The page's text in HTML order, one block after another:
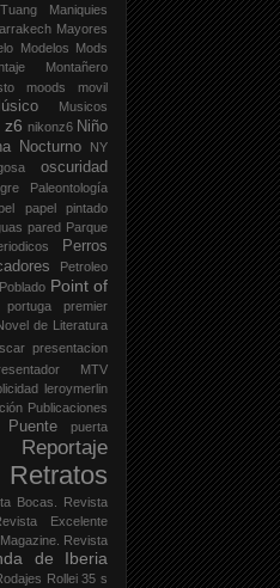
Maniquies
Mayores
Modelos Mods
Montañero
moods
movil
Musicos
z6 nikonz6 Niño
Nocturno NY
oscuridad
Paleontología
papel pintado
pared Parque
Perros
Petroleo
Poblado Point of
portuga premier
de Literatura
presentacion
MTV
leroymerlin
Publicaciones
Puente puerta
Reportaje
Retratos
Bocas.
Revista
Excelente
Revista
de Iberia
Rollei 35 s